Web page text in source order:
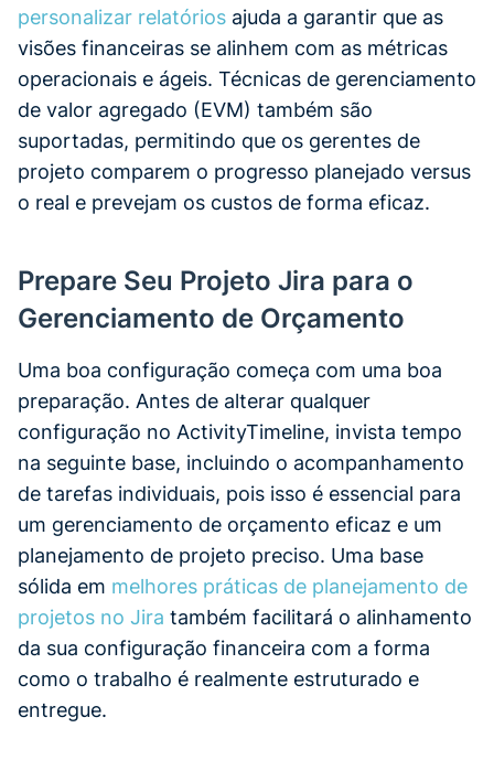
personalizar relatórios ajuda a garantir que as
visões financeiras se alinhem com as métricas
operacionais e ágeis. Técnicas de gerenciamento
de valor agregado (EVM) também são
suportadas, permitindo que os gerentes de
projeto comparem o progresso planejado versus
o real e prevejam os custos de forma eficaz.
Prepare Seu Projeto Jira para o
Gerenciamento de Orçamento
Uma boa configuração começa com uma boa
preparação. Antes de alterar qualquer
configuração no ActivityTimeline, invista tempo
na seguinte base, incluindo o acompanhamento
de tarefas individuais, pois isso é essencial para
um gerenciamento de orçamento eficaz e um
planejamento de projeto preciso. Uma base
sólida em melhores práticas de planejamento de
projetos no Jira também facilitará o alinhamento
da sua configuração financeira com a forma
como o trabalho é realmente estruturado e
entregue.